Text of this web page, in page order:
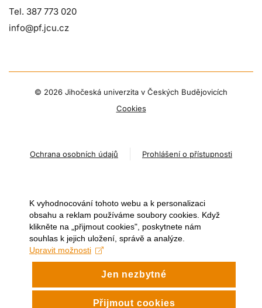
Tel. 387 773 020
info@pf.jcu.cz
© 2026 Jihočeská univerzita v Českých Budějovicích
Cookies
Ochrana osobních údajů Prohlášení o přístupnosti
K vyhodnocování tohoto webu a k personalizaci
obsahu a reklam používáme soubory cookies. Když
klikněte na „přijmout cookies", poskytnete nám
souhlas k jejich uložení, správě a analýze.
Upravit možnosti
Jen nezbytné
Přijmout cookies